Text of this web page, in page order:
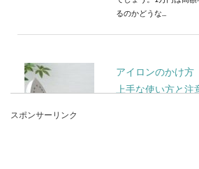
るのかどうな...
アイロンのかけ方
上手な使い方と注
スポンサーリンク